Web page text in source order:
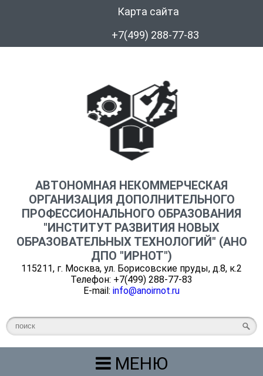
Карта сайта
+7(499) 288-77-83
АВТОНОМНАЯ НЕКОММЕРЧЕСКАЯ
ОРГАНИЗАЦИЯ ДОПОЛНИТЕЛЬНОГО
ПРОФЕССИОНАЛЬНОГО ОБРАЗОВАНИЯ
"ИНСТИТУТ РАЗВИТИЯ НОВЫХ
ОБРАЗОВАТЕЛЬНЫХ ТЕХНОЛОГИЙ" (АНО
ДПО "ИРНОТ")
115211, г. Москва, ул. Борисовские пруды, д.8, к.2
Телефон: +7(499) 288-77-83
E-mail: info@anoirnot.ru
МЕНЮ